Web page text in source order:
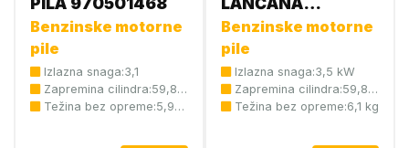
Benzinske motorne
pile
Izlazna snaga:3,1
Zapremina cilindra:59,8
cmcm
Težina bez opreme:5,9
TESTERA
966569918
Benzinske motorne
pile
Izlazna snaga:3,5 kW
Zapremina cilindra:59,8
cm³Težina bez opreme:6,1 kg